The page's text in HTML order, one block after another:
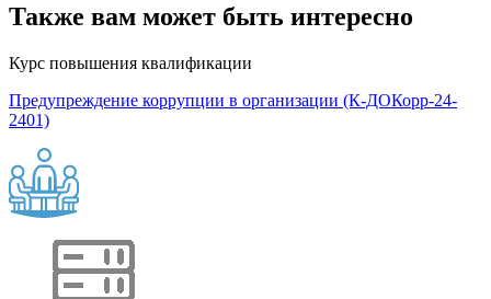
Также вам может быть интересно
Курс повышения квалификации
Предупреждение коррупции в организации (К-ДОКорр-24-
2401)